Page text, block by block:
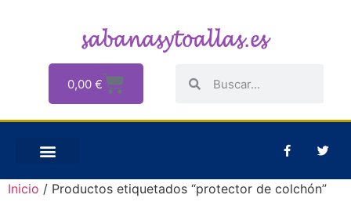
0,00 €
Inicio / Productos etiquetados “protector de colchón”